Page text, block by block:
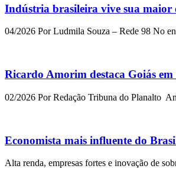
Indústria brasileira vive sua maior
04/2026 Por Ludmila Souza – Rede 98 No
Ricardo Amorim destaca Goiás
02/2026 Por Redação Tribuna do Planalto
Economista mais influente do
Alta renda, empresas fortes e inovação de